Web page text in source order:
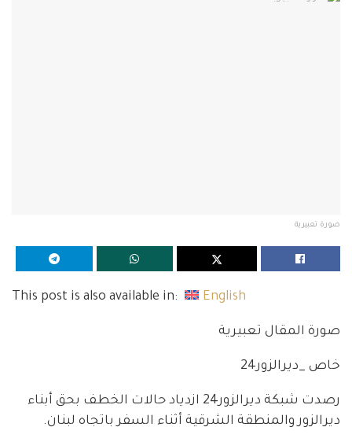
صورة تعبيرية
This post is also available in: English
صورة المقال تعبيرية
خاص _ديرالزور24
رصدت شبكة ديرالزور24 ازدياد حالات الخطف بحق أبناء
ديرالزور والمنطقة الشرقية أثناء السفر باتجاه لبنان.